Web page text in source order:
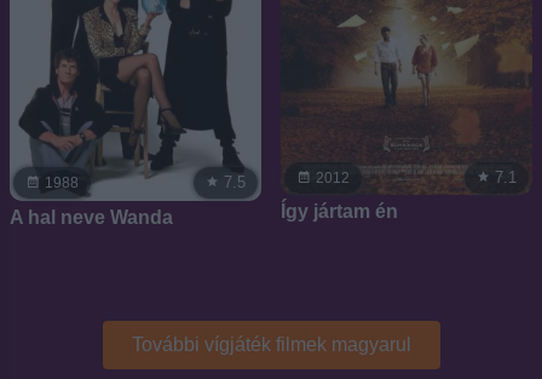
1988 7.5
A hal neve Wanda
2012 7.1
Így jártam én
További vígjáték filmek magyarul